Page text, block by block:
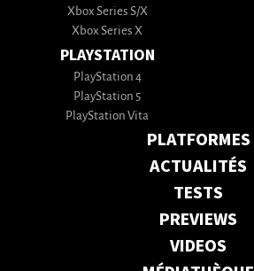
Xbox Series S/X
Xbox Series X
PLAYSTATION
PlayStation 4
PlayStation 5
PlayStation Vita
PLATFORMES
ACTUALITÉS
TESTS
PREVIEWS
VIDEOS